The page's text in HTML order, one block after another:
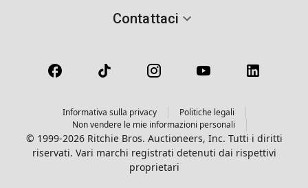
Contattaci
Informativa sulla privacy
Politiche legali
Non vendere le mie informazioni personali
© 1999-2026 Ritchie Bros. Auctioneers, Inc. Tutti i diritti
riservati. Vari marchi registrati detenuti dai rispettivi
proprietari